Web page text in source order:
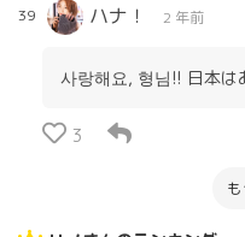
39 ハナ！ 2 年前
사랑해요, 형님!! 日本は
3